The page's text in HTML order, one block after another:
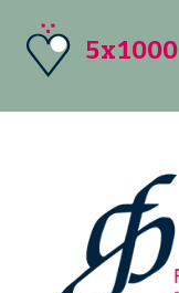
5x1000